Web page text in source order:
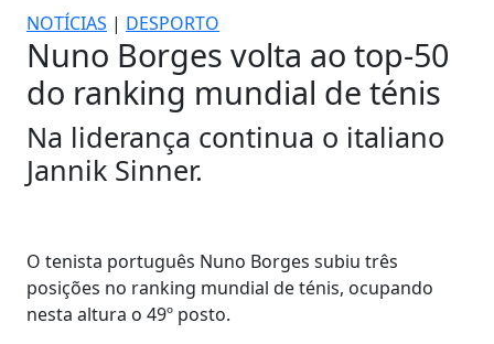
NOTÍCIAS | DESPORTO
Nuno Borges volta ao top-50
do ranking mundial de ténis
Na liderança continua o italiano
Jannik Sinner.
O tenista português Nuno Borges subiu três
posições no ranking mundial de ténis, ocupando
nesta altura o 49º posto.